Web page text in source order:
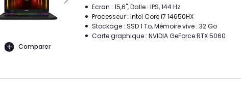
Comparer
Ecran : 15,6", Dalle : IPS, 144 Hz
Processeur : Intel Core i7 14650HX
Stockage : SSD 1 To, Mémoire vive : 32 Go
Carte graphique : NVIDIA GeForce RTX 5060